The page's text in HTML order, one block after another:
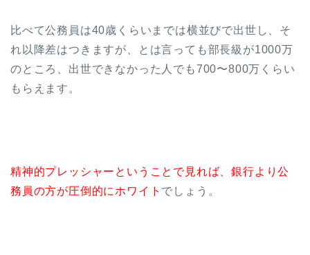
比べて公務員は40歳くらいまでは横並びで出世し、そ
れ以降差はつきますが、とは言っても部長級が1000万
のところ、出世できなかった人でも700〜800万くらい
もらえます。
精神的プレッシャーということで見れば、銀行より公
務員の方が圧倒的にホワイト でしょう。